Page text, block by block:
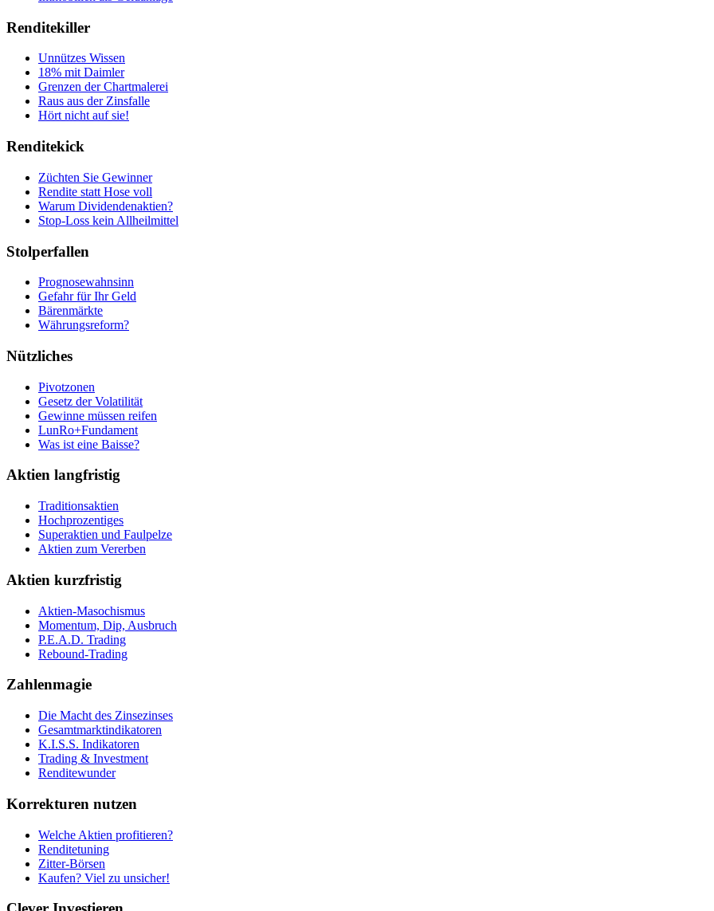
Renditekiller
Unnützes Wissen
18% mit Daimler
Grenzen der Chartmalerei
Raus aus der Zinsfalle
Hört nicht auf sie!
Renditekick
Züchten Sie Gewinner
Rendite statt Hose voll
Warum Dividendenaktien?
Stop-Loss kein Allheilmittel
Stolperfallen
Prognosewahnsinn
Gefahr für Ihr Geld
Bärenmärkte
Währungsreform?
Nützliches
Pivotzonen
Gesetz der Volatilität
Gewinne müssen reifen
LunRo+Fundament
Was ist eine Baisse?
Aktien langfristig
Traditionsaktien
Hochprozentiges
Superaktien und Faulpelze
Aktien zum Vererben
Aktien kurzfristig
Aktien-Masochismus
Momentum, Dip, Ausbruch
P.E.A.D. Trading
Rebound-Trading
Zahlenmagie
Die Macht des Zinsezinses
Gesamtmarktindikatoren
K.I.S.S. Indikatoren
Trading & Investment
Renditewunder
Korrekturen nutzen
Welche Aktien profitieren?
Renditetuning
Zitter-Börsen
Kaufen? Viel zu unsicher!